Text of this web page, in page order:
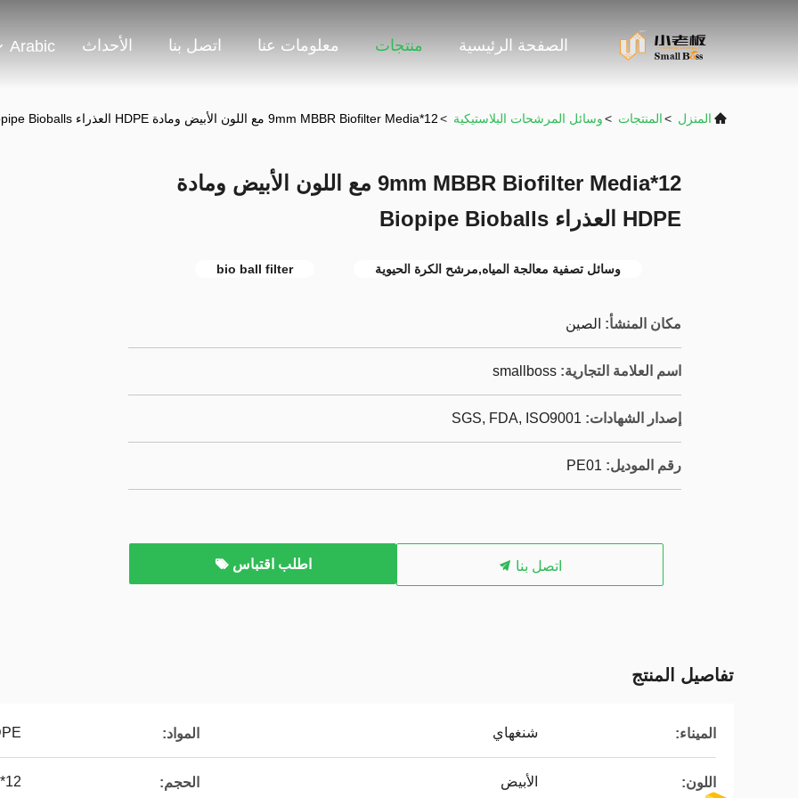
الصفحة الرئيسية منتجات معلومات عنا اتصل بنا الأحداث Arabic
المنزل >المنتجات >وسائل المرشحات البلاستيكية >12*9mm MBBR Biofilter Media مع اللون الأبيض ومادة HDPE العذراء Biopipe Bioballs
12*9mm MBBR Biofilter Media مع اللون الأبيض ومادة
HDPE العذراء Biopipe Bioballs
وسائل تصفية معالجة المياه,مرشح الكرة الحيوية bio ball filter
مكان المنشأ: الصين
اسم العلامة التجارية: smallboss
إصدار الشهادات: SGS, FDA, ISO9001
رقم الموديل: PE01
اتصل بنا اطلب اقتباس
تفاصيل المنتج
الميناء: شنغهاي المواد:
اللون: الأبيض الحجم: 12*9 مم